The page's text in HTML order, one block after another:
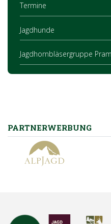
Termine
Jagdhunde
Jagdhornbläsergruppe
PARTNERWERBUNG